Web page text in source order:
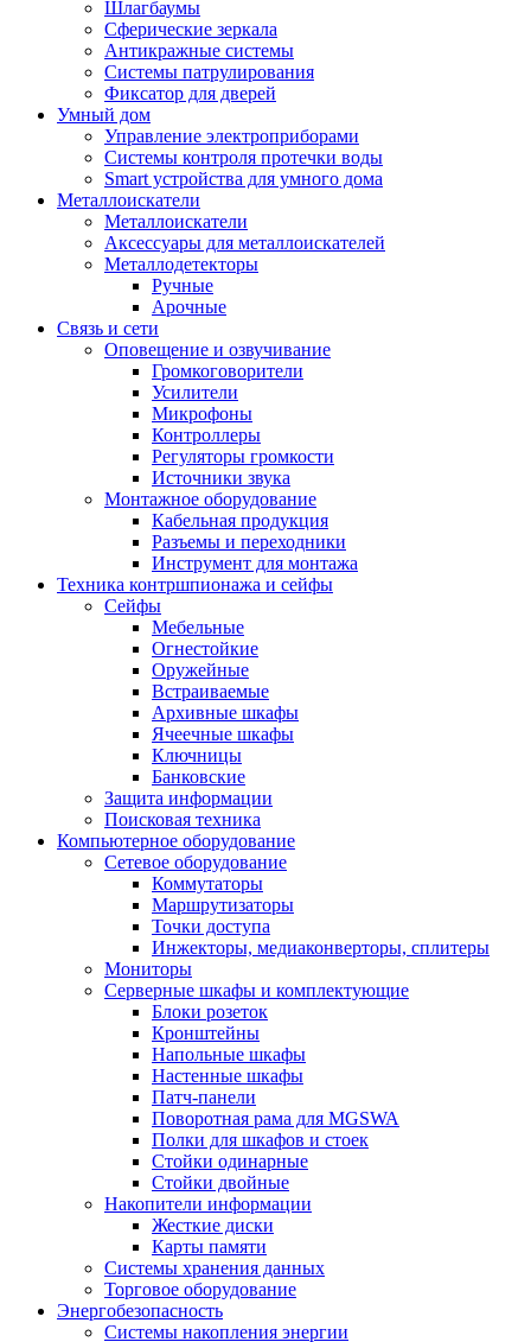
Шлагбаумы
Сферические зеркала
Антикражные системы
Системы патрулирования
Фиксатор для дверей
Умный дом
Управление электроприборами
Системы контроля протечки воды
Smart устройства для умного дома
Металлоискатели
Металлоискатели
Аксессуары для металлоискателей
Металлодетекторы
Ручные
Арочные
Связь и сети
Оповещение и озвучивание
Громкоговорители
Усилители
Микрофоны
Контроллеры
Регуляторы громкости
Источники звука
Монтажное оборудование
Кабельная продукция
Разъемы и переходники
Инструмент для монтажа
Техника контршпионажа и сейфы
Сейфы
Мебельные
Огнестойкие
Оружейные
Встраиваемые
Архивные шкафы
Ячеечные шкафы
Ключницы
Банковские
Защита информации
Поисковая техника
Компьютерное оборудование
Сетевое оборудование
Коммутаторы
Маршрутизаторы
Точки доступа
Инжекторы, медиаконверторы, сплитеры
Мониторы
Серверные шкафы и комплектующие
Блоки розеток
Кронштейны
Напольные шкафы
Настенные шкафы
Патч-панели
Поворотная рама для MGSWA
Полки для шкафов и стоек
Стойки одинарные
Стойки двойные
Накопители информации
Жесткие диски
Карты памяти
Системы хранения данных
Торговое оборудование
Энергобезопасность
Системы накопления энергии